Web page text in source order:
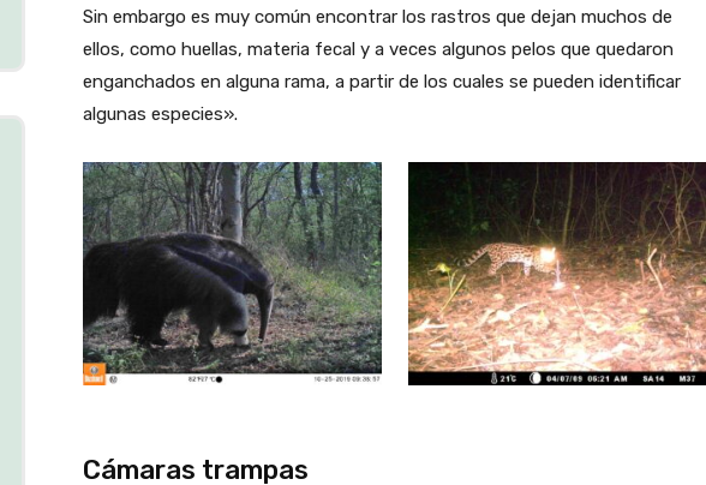
Sin embargo es muy común encontrar los rastros que dejan muchos de
ellos, como huellas, materia fecal y a veces algunos pelos que quedaron
enganchados en alguna rama, a partir de los cuales se pueden identificar
algunas especies».
Cámaras trampas